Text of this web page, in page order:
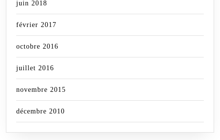
juin 2018
février 2017
octobre 2016
juillet 2016
novembre 2015
décembre 2010